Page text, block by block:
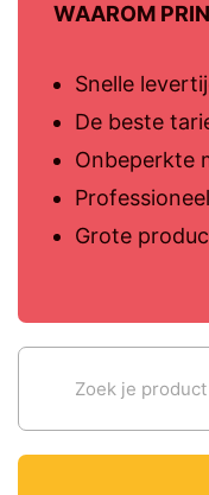
WAAROM
Snelle
De beste
Onbeperkte
Grote